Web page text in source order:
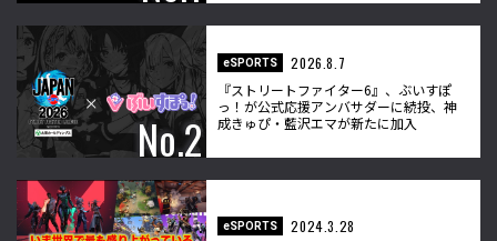
eSPORTS
2026.8.7
『ストリートファイター6』、ぶいすぽ
っ！が公式応援アンバサダーに続投、神
成きゅぴ・藍沢エマが新たに加入
eSPORTS
2024.3.28